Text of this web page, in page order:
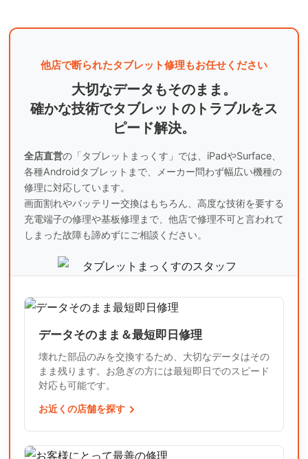
他店で断られたタブレット修理もお任せください
大切なデータもそのまま。
確かな技術でタブレットのトラブルをス
ピード解決。
全店直営の「タブレットまっくす」では、iPadやSurface、
各種Androidタブレットまで、
メーカー問わず幅広い機種の
修理に対応しています。
画面割れやバッテリー交換はもちろん、高度な技術を要する
充電端子の修理や基板修理まで、 他店で修理不可と言われて
しまった故障も諦めずにご相談ください。
データそのまま＆最短即日修理
壊れた部品のみを交換するため、大切なデータはその
まま残ります。お急ぎの方には最短即日でのスピード
対応も可能です。
お近くの店舗を探す